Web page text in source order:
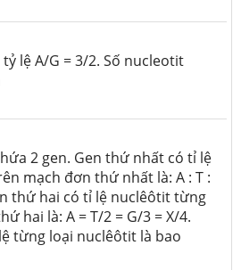
tỷ lệ A/G = 3/2. Số nucleotit
2 gen. Gen thứ nhất có tỉ lệ
mạch đơn thứ nhất là: A : T :
thứ hai có tỉ lệ nuclêôtit từng
hai là: A = T/2 = G/3 = X/4.
từng loại nuclêôtit là bao